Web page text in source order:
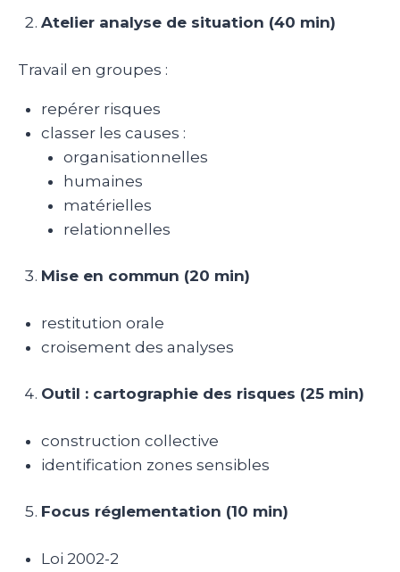
Atelier analyse de situation (40 min)
Travail en groupes :
repérer risques
classer les causes :
organisationnelles
humaines
matérielles
relationnelles
Mise en commun (20 min)
restitution orale
croisement des analyses
Outil : cartographie des risques (25 min)
construction collective
identification zones sensibles
Focus réglementation (10 min)
Loi 2002-2